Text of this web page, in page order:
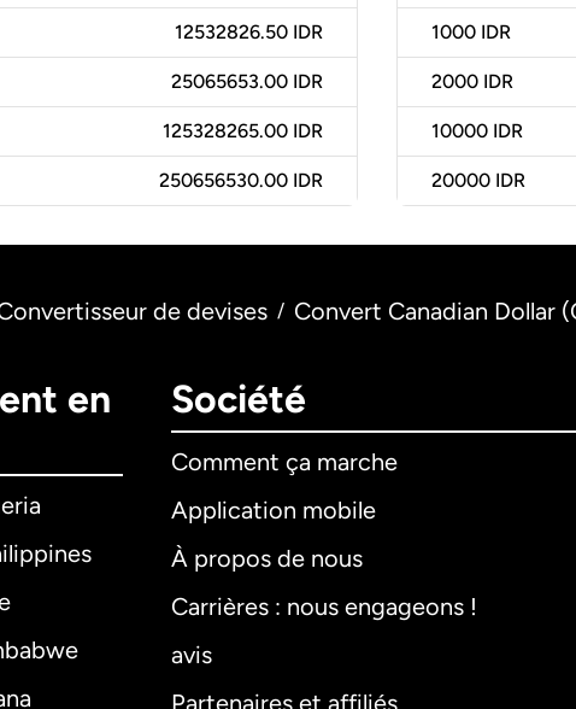
12532826.50 IDR
25065653.00 IDR
125328265.00 IDR
250656530.00 IDR
1000 IDR
2000 IDR
10000 IDR
20000 IDR
de devises / Convert Canadian Dollar
en
Société
Comment ça marche
Application mobile
À propos de nous
Carrières : nous engageons !
avis